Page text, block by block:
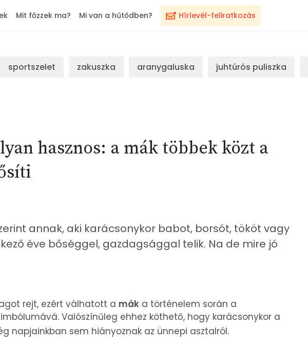
Hírlevél-feliratkozás
Mit főzzek ma? Mi van a hűtődben?
sportszelet zakuszka aranygaluska juhtúrós puliszka
hasznos: a mák többek közt a
annak, aki karácsonykor babot, borsót, tököt vagy
éve bőséggel, gazdagsággal telik. Na de mire jó
rejt, ezért válhatott a mák a történelem során a
Valószínűleg ehhez köthető, hogy karácsonykor a
napjainkban sem hiányoznak az ünnepi asztalról.